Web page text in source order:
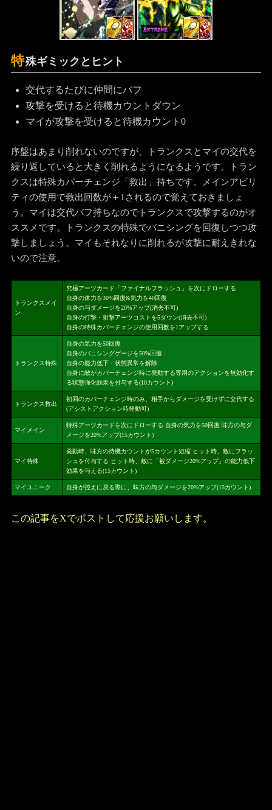
特殊ギミックとヒント
交代するたびに仲間にバフ
攻撃を受けると待機カウントダウン
マイが攻撃を受けると待機カウント0
序盤はあまり削れないのですが、トランクスとマイの交代を
繰り返していると大きく削れるようになるようです。トラン
クスは特殊カバーチェンジ「救出」持ちです。メインアビリ
ティの使用で救出回数が＋1されるので覚えておきましょ
う。マイは交代バフ持ちなのでトランクスで攻撃するのがオ
ススメです。トランクスの特殊でバニシングを回復しつつ攻
撃しましょう。マイもそれなりに削れるが攻撃に耐えきれな
いので注意。
トランクスメイ
ン
究極アーツカード「ファイナルフラッシュ」を次にドローする
自身の体力を30%回復&気力を40回復
自身の与ダメージを20%アップ(消去不可)
自身の打撃・射撃アーツコストを5ダウン(消去不可)
自身の特殊カバーチェンジの使用回数を1アップする
トランクス特殊
自身の気力を50回復
自身のバニシングゲージを50%回復
自身の能力低下・状態異常を解除
自身に敵がカバーチェンジ時に発動する専用のアクションを無効化す
る状態強化効果を付与する(10カウント)
トランクス救出
初回のカバーチェンジ時のみ、相手からダメージを受けずに交代する
(アシストアクション時発動可)
マイメイン
特殊アーツカードを次にドローする 自身の気力を50回復 味方の与ダ
メージを20%アップ(15カウント)
マイ特殊
発動時、味方の待機カウントが5カウント短縮 ヒット時、敵にフラッ
シュを付与する ヒット時、敵に「被ダメージ20%アップ」の能力低下
効果を与える(15カウント)
マイユニーク 自身が控えに戻る際に、味方の与ダメージを20%アップ(15カウント)
この記事をXでポストして応援お願いします。